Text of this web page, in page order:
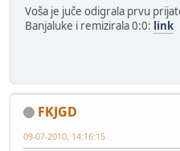
Voša je juče odigrala prvu
Banjaluke i remizirala 0:0: link
FKJGD
09-07-2010, 14:16:15